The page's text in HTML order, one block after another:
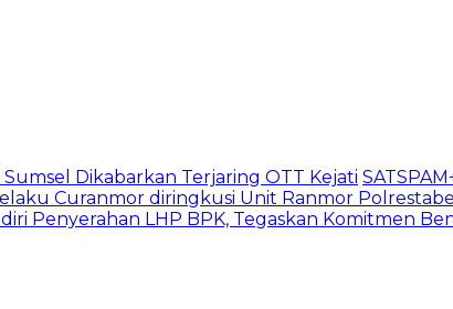
Dikabarkan Terjaring OTT Kejati
Curanmor diringkusi Unit Ranmor
Penyerahan LHP BPK, Tegaskan Komitmen